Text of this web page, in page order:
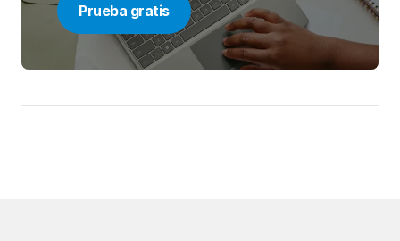
Prueba gratis